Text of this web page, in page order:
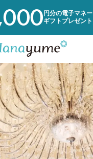
円分の電子マネー
ギフトプレゼント